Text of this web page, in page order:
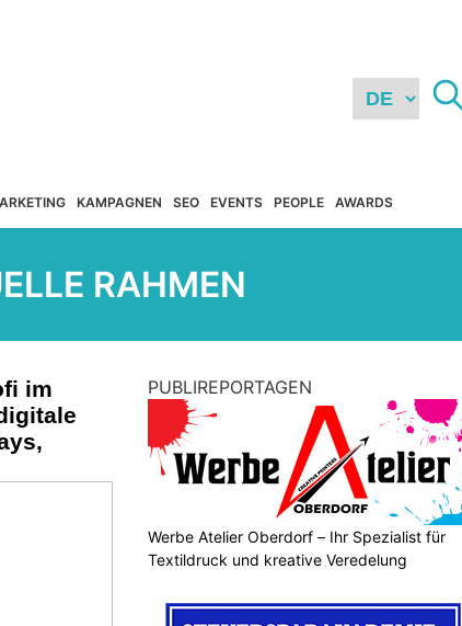
KAMPAGNEN SEO EVENTS PEOPLE AWARDS
RAHMEN
im
PUBLIREPORTAGEN
Werbe Atelier Oberdorf – Ihr Spezialist für
Textildruck und kreative Veredelung